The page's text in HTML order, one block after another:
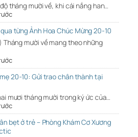
tháng mười về, khi cái nắng han…
từng Ảnh Hoa Chúc Mừng 20-10
Tháng mười về mang theo những
20-10: Gửi trao chân thành tại
mươi tháng mười trong ký ức của…
bẹt ở trẻ – Phòng Khám Cơ Xương